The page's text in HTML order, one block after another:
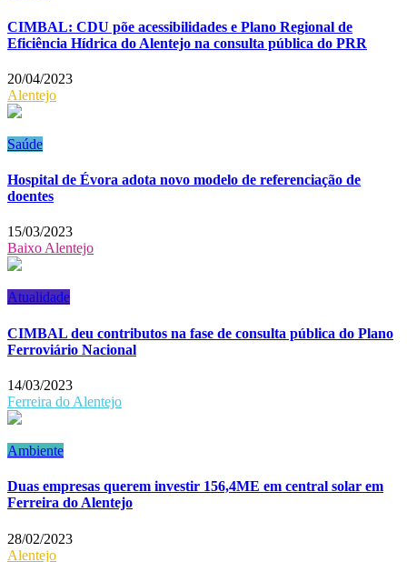
CIMBAL: CDU põe acessibilidades e Plano Regional de
Eficiência Hídrica do Alentejo na consulta pública do PRR
20/04/2023
Alentejo
Saúde
Hospital de Évora adota novo modelo de referenciação de
doentes
15/03/2023
Baixo Alentejo
Atualidade
CIMBAL deu contributos na fase de consulta pública do Plano
Ferroviário Nacional
14/03/2023
Ferreira do Alentejo
Ambiente
Duas empresas querem investir 156,4ME em central solar em
Ferreira do Alentejo
28/02/2023
Alentejo